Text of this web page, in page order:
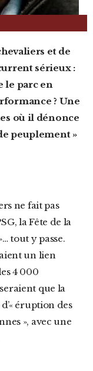
sérieux :
le parc en
? Une
où il dénonce
peuplement »
ne fait pas
la Fête de la
tout y passe.
un lien
4 000
que la
éruption des
», avec une